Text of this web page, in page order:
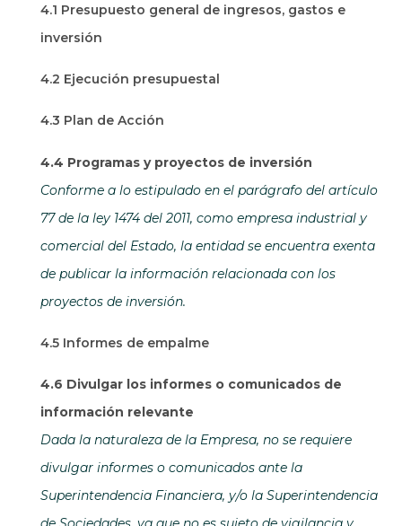
4.1 Presupuesto general de ingresos, gastos e
inversión
4.2 Ejecución presupuestal
4.3 Plan de Acción
4.4 Programas y proyectos de inversión
Conforme a lo estipulado en el parágrafo del artículo
77 de la ley 1474 del 2011, como empresa industrial y
comercial del Estado, la entidad se encuentra exenta
de publicar la información relacionada con los
proyectos de inversión.
4.5 Informes de empalme
4.6 Divulgar los informes o comunicados de
información relevante
Dada la naturaleza de la Empresa, no se requiere
divulgar informes o comunicados ante la
Superintendencia Financiera, y/o la Superintendencia